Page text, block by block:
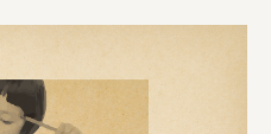
ロモーション実行委員会